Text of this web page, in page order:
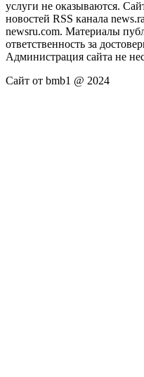
услуги не оказываются.
новостей RSS канала
newsru.com. Материалы
ответственность за
Администрация сайта не
Сайт от bmb1 @ 2024